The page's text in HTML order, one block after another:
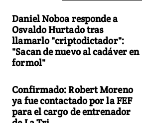
Daniel Noboa responde a
Osvaldo Hurtado tras
llamarlo "criptodictador":
"Sacan de nuevo al cadáver en
formol"
Confirmado: Robert Moreno
ya fue contactado por la FEF
para el cargo de entrenador